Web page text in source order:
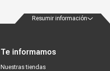
Resumir información
Te informamos
Nuestras tiendas